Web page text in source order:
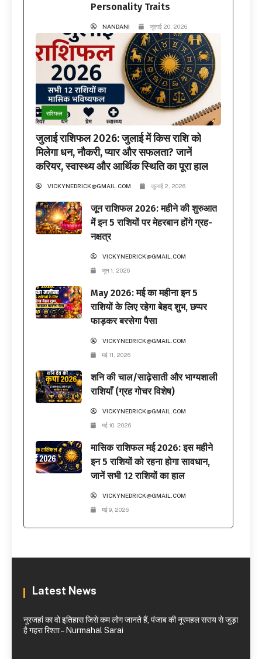
Personality Traits
NANDANI जुलाई 20, 2026
राशिफल
जुलाई राशिफल 2026: जुलाई में किस राशि को
मिलेगा धन, नौकरी, प्यार और सफलता? जानें
करियर, स्वास्थ्य और आर्थिक स्थिति का पूरा हाल
VICKYNEDRICK@GMAIL.COM जुलाई 2, 2026
जून राशिफल 2026: महीने की शुरुआत
में इन 5 राशियों पर मेहरबान होंगे ग्रह-
नक्षत्र
VICKYNEDRICK@GMAIL.COM
जून 1, 2026
May 2026: मई का महीना इन 5
राशियों के लिए रहेगा बेहद शुभ, छप्पर
फाड़कर बरसेगा पैसा
VICKYNEDRICK@GMAIL.COM
मई 11, 2026
शनि की चाल/साढ़ेसाती और भाग्यशाली
राशियाँ (ग्रह गोचर विशेष)
VICKYNEDRICK@GMAIL.COM
मई 10, 2026
मासिक राशिफल मई 2026: इस महीने
इन 5 राशियों को रहना होगा सावधान,
जानें सभी 12 राशियों का हाल
VICKYNEDRICK@GMAIL.COM
मई 9, 2026
Latest News
नूरजहां का वो इतिहास जिसे कम लोग जानते हैं, पंजाब की नूरमहल सराय से जुड़ा
है गहरा रिश्ता – Nurmahal Sarai